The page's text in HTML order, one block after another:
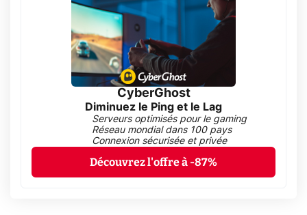
CyberGhost
Diminuez le Ping et le Lag
Serveurs optimisés pour le gaming
Réseau mondial dans 100 pays
Connexion sécurisée et privée
Découvrez l'offre à -87%